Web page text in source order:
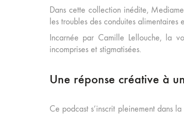
Dans cette collection inédite,
les troubles des conduites
Incarnée par Camille Lellouche, la
incomprises et stigmatisées.
Une réponse créative à
Ce podcast s’inscrit pleinement dans